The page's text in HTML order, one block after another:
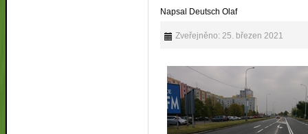
Napsal Deutsch Olaf
Zveřejněno: 25. březen 2021